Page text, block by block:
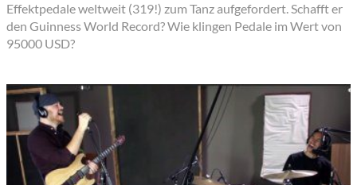
Effektpedale weltweit (319!) zum Tanz aufgefordert. Schafft er
den Guinness World Record? Wie klingen Pedale im Wert von
95000 USD?